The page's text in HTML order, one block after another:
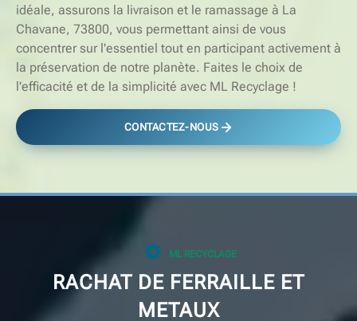
idéale, assurons la livraison et le ramassage à La
Chavane, 73800, vous permettant ainsi de vous
concentrer sur l'essentiel tout en participant activement à
la préservation de notre planète. Faites le choix de
l'efficacité et de la simplicité avec ML Recyclage !
CONTACTEZ-NOUS
ML RECYCLAGE
RACHAT DE FERRAILLE ET
METAUX